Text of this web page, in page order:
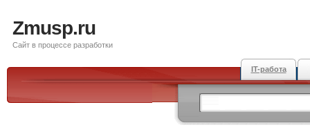
Zmusp.ru
Сайт в процессе разработки
IT-работа